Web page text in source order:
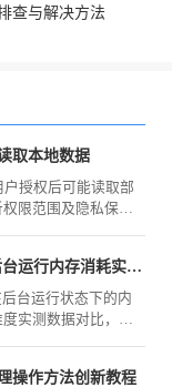
查与解决方法
取本地数据
授权后可能读取部
限范围及隐私保护
vivo 浏览器夸克浏览器后台运行内存消耗实测对比测评
台运行状态下的内
实测数据对比，为
操作方法创新教程